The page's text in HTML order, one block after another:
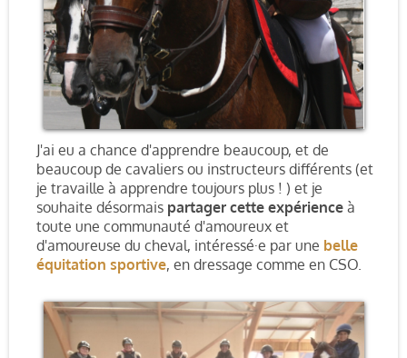
J'ai eu a chance d'apprendre beaucoup, et de
beaucoup de cavaliers ou instructeurs différents (et
je travaille à apprendre toujours plus ! ) et je
souhaite désormais partager cette expérience à
toute une communauté d'amoureux et
d'amoureuse du cheval, intéressé·e par une belle
équitation sportive, en dressage comme en CSO.